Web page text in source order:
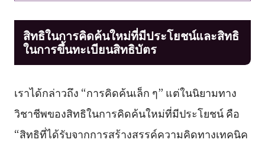
สิทธิในการคิดค้นใหม่ที่มีประโยชน์และสิทธิ
ในการขึ้นทะเบียนสิทธิบัตร
เราได้กล่าวถึง “การคิดค้นเล็ก ๆ” แต่ในนิยามทาง
วิชาชีพของสิทธิในการคิดค้นใหม่ที่มีประโยชน์ คือ
“สิทธิที่ได้รับจากการสร้างสรรค์ความคิดทางเทคนิค